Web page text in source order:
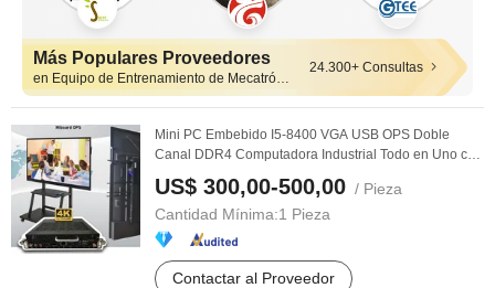
Más Populares Proveedores
en Equipo de Entrenamiento de Mecatrónica
24.300+ Consultas
Mini PC Embebido I5-8400 VGA USB OPS Doble
Canal DDR4 Computadora Industrial Todo en Uno con
8 LAN, ...
US$ 300,00-500,00 / Pieza
Cantidad Mínima:1 Pieza
Contactar al Proveedor